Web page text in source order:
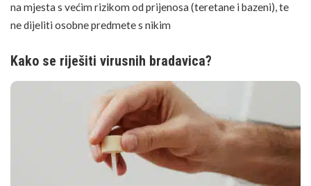
na mjesta s većim rizikom od prijenosa (teretane i bazeni), te
ne dijeliti osobne predmete s nikim
Kako se riješiti virusnih bradavica?